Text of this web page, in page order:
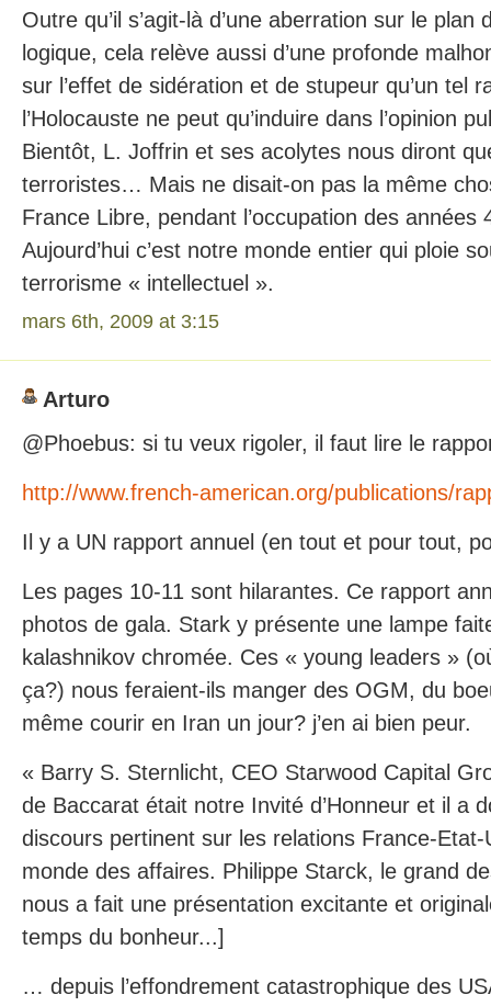
Outre qu’il s’agit-là d’une aberration sur le plan
logique, cela relève aussi d’une profonde
sur l’effet de sidération et de stupeur qu’un tel
l’Holocauste ne peut qu’induire dans l’opinion
Bientôt, L. Joffrin et ses acolytes nous diront
terroristes… Mais ne disait-on pas la même
France Libre, pendant l’occupation des années
Aujourd’hui c’est notre monde entier qui ploie
terrorisme « intellectuel ».
mars 6th, 2009 at 3:15
Arturo
@Phoebus: si tu veux rigoler, il faut lire le
http://www.french-american.org/publications/
Il y a UN rapport annuel (en tout et pour tout,
Les pages 10-11 sont hilarantes. Ce rapport
photos de gala. Stark y présente une lampe
kalashnikov chromée. Ces « young leaders »
ça?) nous feraient-ils manger des OGM, du
même courir en Iran un jour? j’en ai bien peur.
« Barry S. Sternlicht, CEO Starwood Capital
de Baccarat était notre Invité d’Honneur et il a
discours pertinent sur les relations France-Etat-
monde des affaires. Philippe Starck, le grand
nous a fait une présentation excitante et
temps du bonheur...]
… depuis l’effondrement catastrophique des